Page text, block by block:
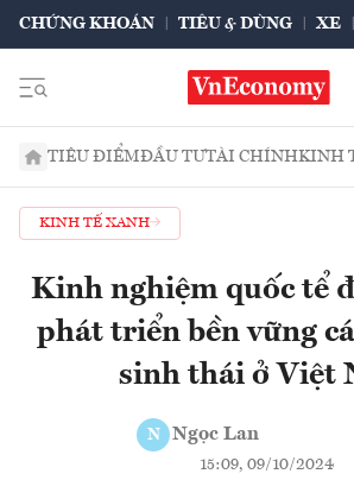
CHỨNG KHOÁN TIÊU & DÙNG XE
TIÊU ĐIỂMĐẦU TƯTÀI CHÍNHKINH
KINH TẾ XANH
Kinh nghiệm quốc tể
phát triển bền vững
sinh thái ở Việt
N Ngọc Lan
15:09, 09/10/2024